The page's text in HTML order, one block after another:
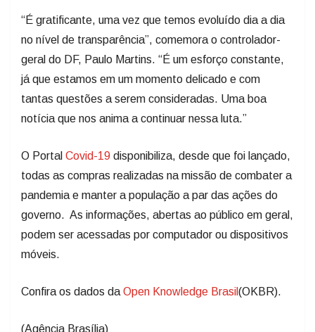
“É gratificante, uma vez que temos evoluído dia a dia
no nível de transparência”, comemora o controlador-
geral do DF, Paulo Martins. “É um esforço constante,
já que estamos em um momento delicado e com
tantas questões a serem consideradas. Uma boa
notícia que nos anima a continuar nessa luta.”
O Portal Covid-19 disponibiliza, desde que foi lançado,
todas as compras realizadas na missão de combater a
pandemia e manter a população a par das ações do
governo. As informações, abertas ao público em geral,
podem ser acessadas por computador ou dispositivos
móveis.
Confira os dados daOpen Knowledge Brasil(OKBR).
(Agência Brasília)